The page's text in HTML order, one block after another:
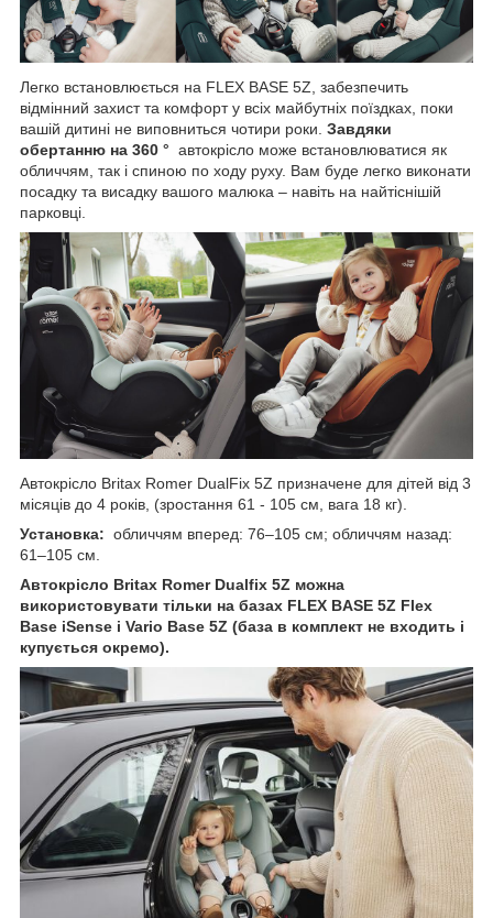
Легко встановлюється на FLEX BASE 5Z, забезпечить
відмінний захист та комфорт у всіх майбутніх поїздках, поки
вашій дитині не виповниться чотири роки. Завдяки
обертанню на 360 ° автокрісло може встановлюватися як
обличчям, так і спиною по ходу руху. Вам буде легко виконати
посадку та висадку вашого малюка – навіть на найтіснішій
парковці.
Автокрісло Britax Romer DualFix 5Z призначене для дітей від 3
місяців до 4 років, (зростання 61 - 105 см, вага 18 кг).
Установка: обличчям вперед: 76–105 см; обличчям назад:
61–105 см.
Автокрісло Britax Romer Dualfix 5Z можна
використовувати тільки на базах FLEX BASE 5Z Flex
Base iSense і Vario Base 5Z (база в комплект не входить і
купується окремо).